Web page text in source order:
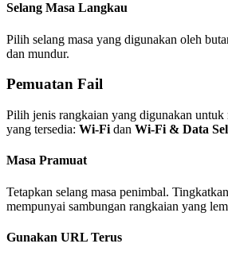
Selang Masa Langkau
Pilih selang masa yang digunakan oleh
dan mundur.
Pemuatan Fail
Pilih jenis rangkaian yang digunakan
yang tersedia: Wi-Fi dan Wi-Fi & Data
Masa Pramuat
Tetapkan selang masa penimbal.
mempunyai sambungan rangkaian yang
Gunakan URL Terus